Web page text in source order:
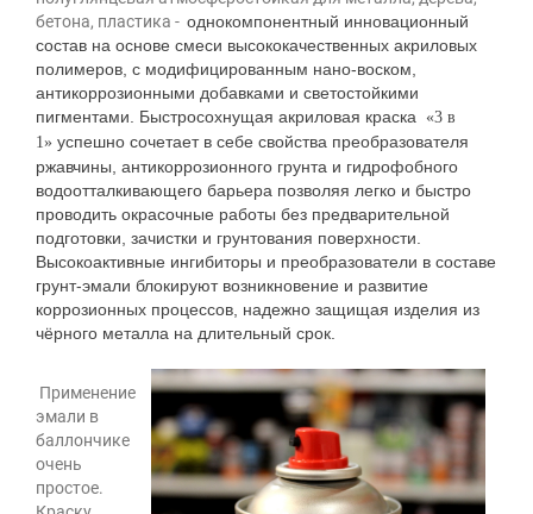
бетона, пластика - однокомпонентный инновационный
состав на основе смеси высококачественных акриловых
полимеров, с модифицированным нано-воском,
антикоррозионными добавками и светостойкими
пигментами. Быстросохнущая акриловая краска «3 в
1» успешно сочетает в себе свойства преобразователя
ржавчины, антикоррозионного грунта и гидрофобного
водоотталкивающего барьера позволяя легко и быстро
проводить окрасочные работы без предварительной
подготовки, зачистки и грунтования поверхности.
Высокоактивные ингибиторы и преобразователи в составе
грунт-эмали блокируют возникновение и развитие
коррозионных процессов, надежно защищая изделия из
чёрного металла на длительный срок.
Применение
эмали в
баллончике
очень
простое.